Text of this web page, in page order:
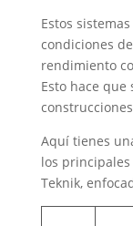
Estos
condiciones
rendimiento
Esto hace
Aquí tienes
los
Teknik,